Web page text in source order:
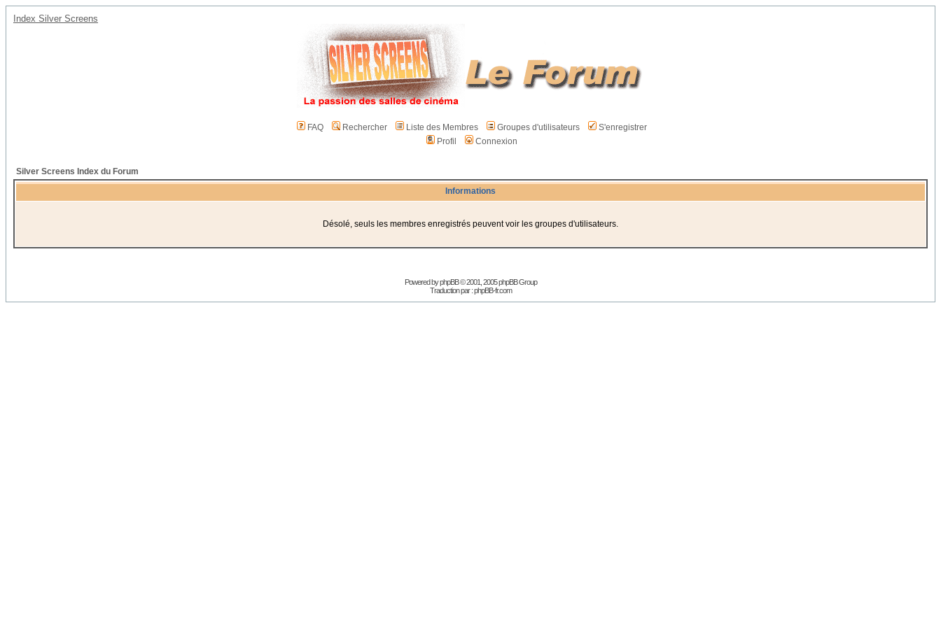
Index Silver Screens
FAQ Rechercher Liste des Membres Groupes d'utilisateurs
S'enregistrer
Profil
Connexion
Silver Screens Index du Forum
Informations
Désolé, seuls les membres enregistrés peuvent voir les groupes d'utilisateurs.
Powered byphpBB© 2001, 2005 phpBB Group
Traduction par :phpBB-fr.com